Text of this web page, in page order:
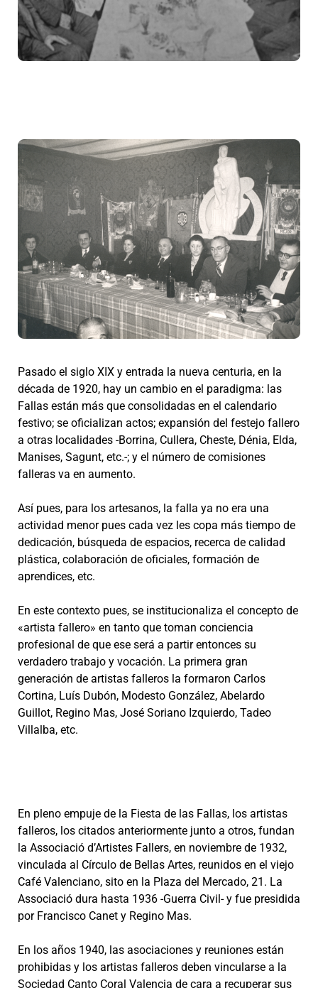
Pasado el siglo XIX y entrada la nueva centuria, en la
década de 1920, hay un cambio en el paradigma: las
Fallas están más que consolidadas en el calendario
festivo; se oficializan actos; expansión del festejo fallero
a otras localidades -Borrina, Cullera, Cheste, Dénia, Elda,
Manises, Sagunt, etc.-; y el número de comisiones
falleras va en aumento.
Así pues, para los artesanos, la falla ya no era una
actividad menor pues cada vez les copa más tiempo de
dedicación, búsqueda de espacios, recerca de calidad
plástica, colaboración de oficiales, formación de
aprendices, etc.
En este contexto pues, se institucionaliza el concepto de
«artista fallero» en tanto que toman conciencia
profesional de que ese será a partir entonces su
verdadero trabajo y vocación. La primera gran
generación de artistas falleros la formaron Carlos
Cortina, Luís Dubón, Modesto González, Abelardo
Guillot, Regino Mas, José Soriano Izquierdo, Tadeo
Villalba, etc.
En pleno empuje de la Fiesta de las Fallas, los artistas
falleros, los citados anteriormente junto a otros, fundan
la Associació d’Artistes Fallers, en noviembre de 1932,
vinculada al Círculo de Bellas Artes, reunidos en el viejo
Café Valenciano, sito en la Plaza del Mercado, 21. La
Associació dura hasta 1936 -Guerra Civil- y fue presidida
por Francisco Canet y Regino Mas.
En los años 1940, las asociaciones y reuniones están
prohibidas y los artistas falleros deben vincularse a la
Sociedad Canto Coral Valencia de cara a recuperar sus